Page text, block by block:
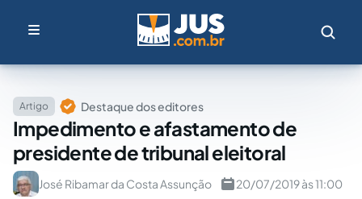
Artigo Destaque dos editores
Impedimento e afastamento de
presidente de tribunal eleitoral
José Ribamar da Costa Assunção 20/07/2019 às 11:00